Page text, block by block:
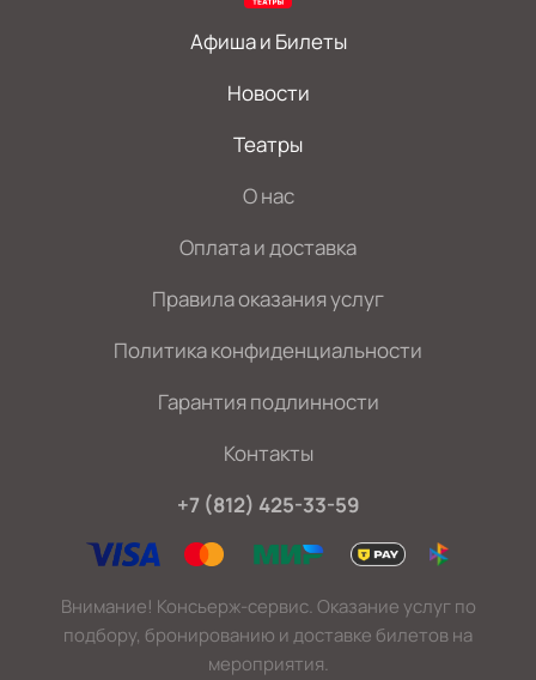
Афиша и Билеты
Новости
Театры
О нас
Оплата и доставка
Правила оказания услуг
Политика конфиденциальности
Гарантия подлинности
Контакты
+7 (812) 425-33-59
Внимание! Консьерж-сервис. Оказание услуг по
подбору, бронированию и доставке билетов на
мероприятия.